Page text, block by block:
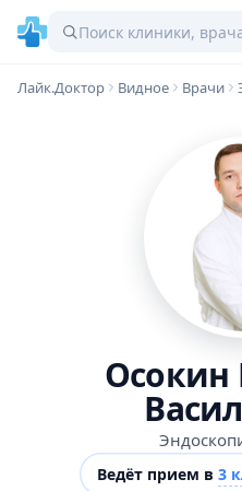
Лайк.Доктор Видное Врачи
Осокин
Ведёт прием в 3